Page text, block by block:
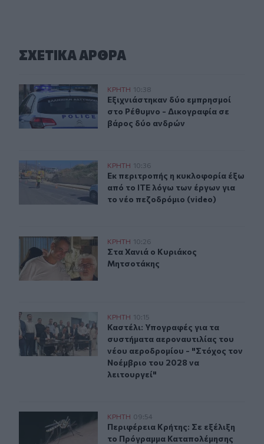
ΣΧΕΤΙΚA AΡΘΡΑ
Εξιχνιάστηκαν δύο εμπρησμοί στο Ρέθυμνο -
ΚΡΗΤΗ 10:38
Εξιχνιάστηκαν δύο εμπρησμοί
Εξιχνιάστηκαν δύο εμπρησμοί
στο Ρέθυμνο - Δικογραφία σε
βάρος δύο ανδρών
Εκ περιτροπής η κυκλοφορία έξω από το ΙΤΕ λόγω των
ΚΡΗΤΗ 10:36
Εκ περιτροπής η κυκλοφορία έξω
Εκ περιτροπής η κυκλοφορία έξω
από το ΙΤΕ λόγω των έργων για
το νέο πεζοδρόμιο (video)
Στα Χανιά ο Κυριάκος Μητσοτάκης
ΚΡΗΤΗ 10:26
Στα Χανιά ο Κυριάκος Μητσοτάκης
Στα Χανιά ο Κυριάκος
Μητσοτάκης
Καστέλι: Υπογραφές για τα συστήματα αεροναυτιλίας
ΚΡΗΤΗ 10:15
Καστέλι: Υπογραφές για τα
Καστέλι: Υπογραφές για τα
συστήματα αεροναυτιλίας του
νέου αεροδρομίου - "Στόχος τον
Νοέμβριο του 2028 να
λειτουργεί"
Περιφέρεια Κρήτης: Σε εξέλιξη το Πρόγραμμα
ΚΡΗΤΗ 09:54
Περιφέρεια Κρήτης: Σε εξέλιξη
Περιφέρεια Κρήτης: Σε εξέλιξη
το Πρόγραμμα Καταπολέμησης